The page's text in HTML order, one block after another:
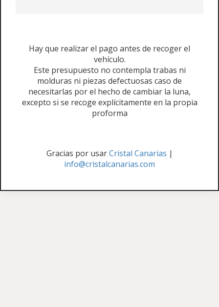
Hay que realizar el pago antes de recoger el
vehículo.
Este presupuesto no contempla trabas ni
molduras ni piezas defectuosas caso de
necesitarlas por el hecho de cambiar la luna,
excepto si se recoge explícitamente en la propia
proforma
Gracias por usarCristal Canarias |
info@cristalcanarias.com